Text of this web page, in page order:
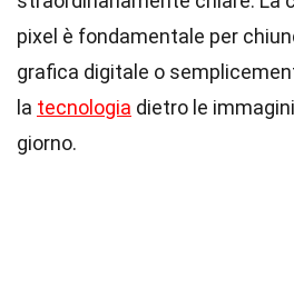
pixel è fondamentale per
grafica digitale o
la tecnologia dietro le
giorno.